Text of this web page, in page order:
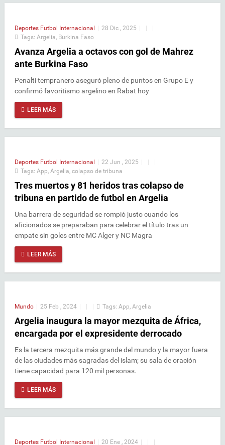
Deportes Futbol Internacional | 28 Dic , 2025 | |
|
Tags: Argelia Burkina Faso
Avanza Argelia a octavos con gol de Mahrez
ante Burkina Faso
Penalti tempranero aseguró pleno de puntos en Grupo E y
confirmó favoritismo argelino en Rabat hoy
LEER MÁS
Deportes Futbol Internacional | 22 Jun , 2025 | |
|
Tags: App Argelia colapso de tribuna
Tres muertos y 81 heridos tras colapso de
tribuna en partido de futbol en Argelia
Una barrera de seguridad se rompió justo cuando los
aficionados se preparaban para celebrar el título tras un
empate sin goles entre MC Alger y NC Magra
LEER MÁS
Mundo | 25 Feb , 2024 | | | Tags: App Argelia
Argelia inaugura la mayor mezquita de África,
encargada por el expresidente derrocado
Es la tercera mezquita más grande del mundo y la mayor fuera
de las ciudades más sagradas del islam; su sala de oración
tiene capacidad para 120 mil personas.
LEER MÁS
Deportes Futbol Internacional | 20 Ene , 2024 | |
|